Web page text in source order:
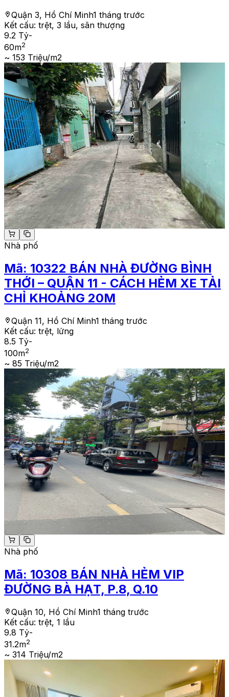
Quận 3, Hồ Chí Minh1 tháng trước
Kết cấu: trệt, 3 lầu, sân thượng
9.2 Tỷ-
60m2
~ 153 Triệu/m2
Nhà phố
Mã: 10322 BÁN NHÀ ĐƯỜNG BÌNH
THỚI – QUẬN 11 - CÁCH HẺM XE TẢI
CHỈ KHOẢNG 20M
Quận 11, Hồ Chí Minh1 tháng trước
Kết cấu: trệt, lửng
8.5 Tỷ-
100m2
~ 85 Triệu/m2
Nhà phố
Mã: 10308 BÁN NHÀ HẺM VIP
ĐƯỜNG BÀ HẠT, P.8, Q.10
Quận 10, Hồ Chí Minh1 tháng trước
Kết cấu: trệt, 1 lầu
9.8 Tỷ-
31.2m2
~ 314 Triệu/m2